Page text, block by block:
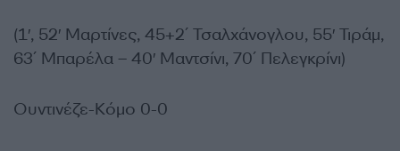
(1′, 52′ Μαρτίνες, 45+2΄ Τσαλχάνογλου, 55′ Τιράμ,
63΄ Μπαρέλα – 40′ Μαντσίνι, 70΄ Πελεγκρίνι)
Ουντινέζε-Κόμο 0-0